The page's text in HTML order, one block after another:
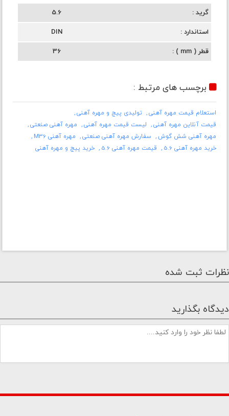
گرید
5.6
استاندارد DIN
قطر ( mm ) 36
برچسب های مرتبط :
استعلام قیمت مهره آهنی
تولیدی پیچ و مهره آهنی
قیمت آنلاین مهره آهنی
لیست قیمت مهره آهنی
مهره آهنی صنعتی
مهره آهنی شش گوش
سفارش مهره آهنی صنعتی
مهره آهنی M36
خرید مهره آهنی 5.6
قیمت مهره آهنی 5.6 خرید پیچ و مهره آهنی
نظرات ثبت شده
دیدگاه بگذارید